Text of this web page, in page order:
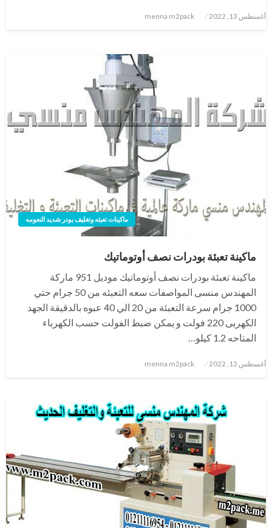
نُشر
أغسطس 13, 2022 menna m2pack
ماكينات تعبئه وتغليف بودر شديد النعومه
ماكينة تعبئة بودرات نصف أوتوماتيك
ماكينة تعبئة بودرات نصف أوتوماتيك موديل 951 ماركة
المهندس منسى المواصفات سعه التعبئه من 50 جرام حتي
1000 جرام سرعة التعبئة من 20 الي 40 عبوه بالدقيقة الجهد
الكهربى 220 فولت و يمكن ضبط الفولت حسب الكهرباء
المتاحه 1.2 كيلو…
نُشر
أغسطس 13, 2022 menna m2pack